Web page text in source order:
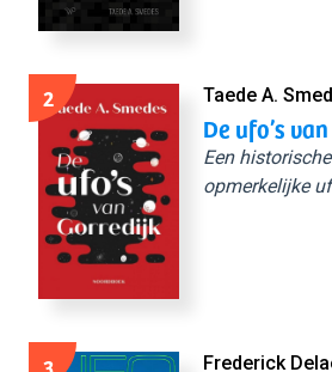
2 Taede A.
De ufo’s
Een
opmerkelijke
3 Frederick